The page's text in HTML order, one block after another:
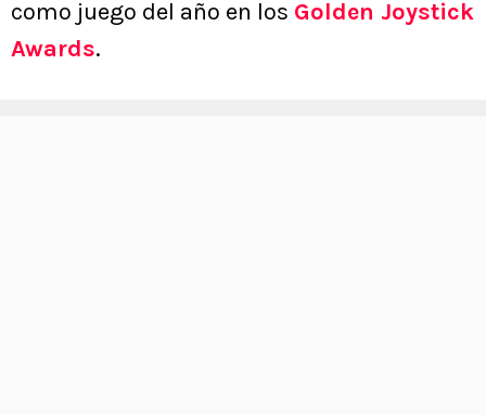
como juego del año en los Golden Joystick
Awards.